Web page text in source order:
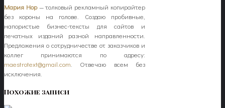
Мария Нор— толковый рекламный копирайтер
без короны на голове. Создаю пробивные,
напористые бизнес-тексты для сайтов и
печатных изданий разной направленности.
Предложения о сотрудничестве от заказчиков и
коллег принимаются по адресу:
maestrotext@gmail.com . Отвечаю всем без
исключения.
Похожие записи